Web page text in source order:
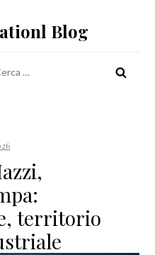
Blog
territorio